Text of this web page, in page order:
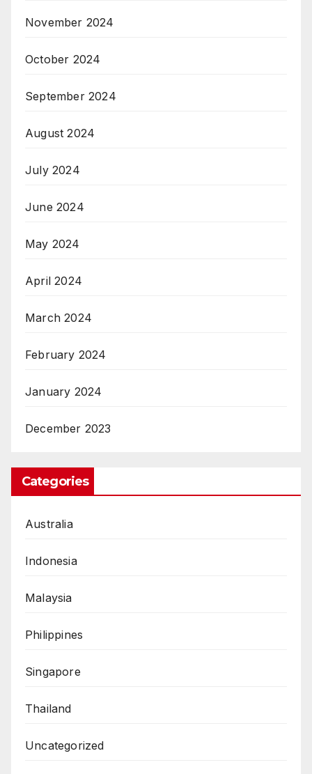
November 2024
October 2024
September 2024
August 2024
July 2024
June 2024
May 2024
April 2024
March 2024
February 2024
January 2024
December 2023
Categories
Australia
Indonesia
Malaysia
Philippines
Singapore
Thailand
Uncategorized